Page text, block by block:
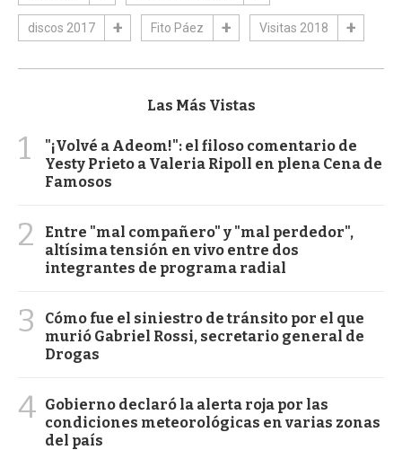
discos 2017 Fito Páez Visitas 2018
Las Más Vistas
1
"¡Volvé a Adeom!": el filoso comentario de
Yesty Prieto a Valeria Ripoll en plena Cena de
Famosos
2
Entre "mal compañero" y "mal perdedor",
altísima tensión en vivo entre dos
integrantes de programa radial
3
Cómo fue el siniestro de tránsito por el que
murió Gabriel Rossi, secretario general de
Drogas
4 Gobierno declaró la alerta roja por las
condiciones meteorológicas en varias zonas
del país